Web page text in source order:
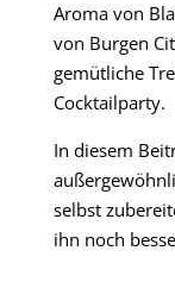
Aroma von
von Burgen
gemütliche
Cocktailparty.
In diesem
selbst
ihn noch